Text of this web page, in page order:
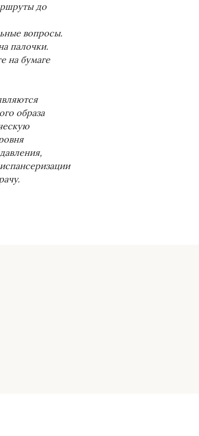
до
вопросы.
палочки.
на бумаге
образа